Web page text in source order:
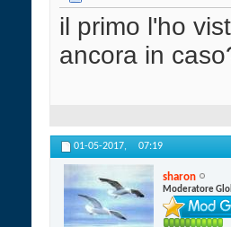
il primo l'ho
ancora in
01-05-2017, 07:19
sharon
Moderatore